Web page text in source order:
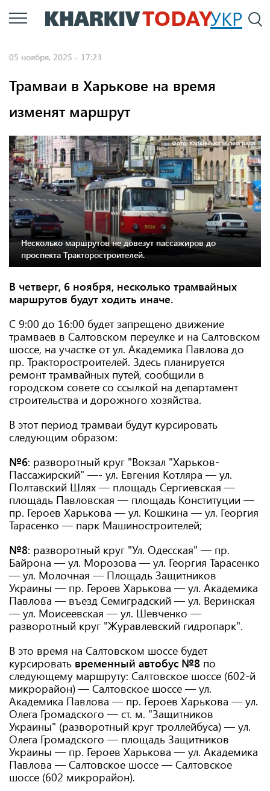
Перейти
к
УКР
05 ноября, 2025 - 17:23
Трамваи в Харькове на время
изменят маршрут
Фото: Харківська міська рада
Несколько маршрутов не довезут пассажиров до
проспекта Тракторостроителей.
В четверг, 6 ноября, несколько трамвайных
маршрутов будут ходить иначе.
С 9:00 до 16:00 будет запрещено движение
трамваев в Салтовском переулке и на Салтовском
шоссе, на участке от ул. Академика Павлова до
пр. Тракторостроителей. Здесь планируется
ремонт трамвайных путей, сообщили в
городском совете со ссылкой на департамент
строительства и дорожного хозяйства.
В этот период трамваи будут курсировать
следующим образом:
№6: разворотный круг "Вокзал "Харьков-
Пассажирский" —- ул. Евгения Котляра — ул.
Полтавский Шлях — площадь Сергиевская —
площадь Павловская — площадь Конституции —
пр. Героев Харькова — ул. Кошкина — ул. Георгия
Тарасенко — парк Машиностроителей;
№8: разворотный круг "Ул. Одесская" — пр.
Байрона — ул. Морозова — ул. Георгия Тарасенко
— ул. Молочная — Площадь Защитников
Украины — пр. Героев Харькова — ул. Академика
Павлова — въезд Семиградский — ул. Веринская
— ул. Моисеевская — ул. Шевченко —
разворотный круг "Журавлевский гидропарк".
В это время на Салтовском шоссе будет
курсировать временный автобус №8 по
следующему маршруту: Салтовское шоссе (602-й
микрорайон) — Салтовское шоссе — ул.
Академика Павлова — пр. Героев Харькова — ул.
Олега Громадского — ст. м. "Защитников
Украины" (разворотный круг троллейбуса) — ул.
Олега Громадского — площадь Защитников
Украины — пр. Героев Харькова — ул. Академика
Павлова — Салтовское шоссе — Салтовское
шоссе (602 микрорайон).